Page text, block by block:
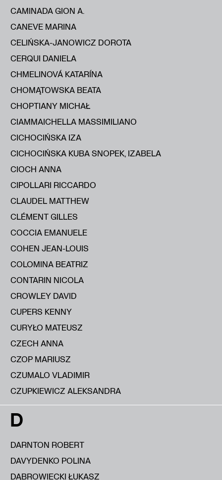
CAMINADA GION A.
CANEVE MARINA
CELIŃSKA-JANOWICZ DOROTA
CERQUI DANIELA
CHMELINOVÁ KATARÍNA
CHOMĄTOWSKA BEATA
CHOPTIANY MICHAŁ
CIAMMAICHELLA MASSIMILIANO
CICHOCIŃSKA IZA
CICHOCIŃSKA KUBA SNOPEK, IZABELA
CIOCH ANNA
CIPOLLARI RICCARDO
CLAUDEL MATTHEW
CLÉMENT GILLES
COCCIA EMANUELE
COHEN JEAN-LOUIS
COLOMINA BEATRIZ
CONTARIN NICOLA
CROWLEY DAVID
CUPERS KENNY
CURYŁO MATEUSZ
CZECH ANNA
CZOP MARIUSZ
CZUMALO VLADIMIR
CZUPKIEWICZ ALEKSANDRA
D
DARNTON ROBERT
DAVYDENKO POLINA
DĄBROWIECKI ŁUKASZ